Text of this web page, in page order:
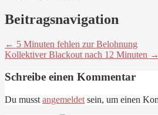
Beitragsnavigation
← 5 Minuten fehlen zur Belohnung
Kollektiver Blackout nach 12 Minuten →
Schreibe einen Kommentar
Du musst angemeldet sein, um einen